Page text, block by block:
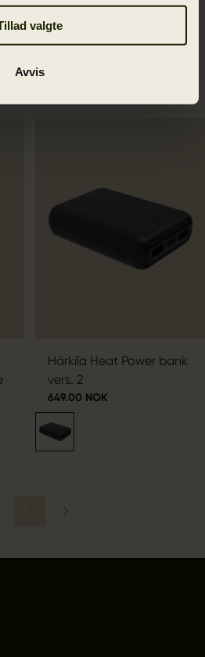
valgte
Avvis
1 749.30 NOK
2 499.00 NOK
Härkila Heat Power bank
vers. 2
649.00 NOK